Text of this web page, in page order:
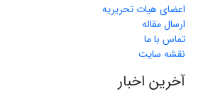
اعضای هیات تحریریه
ارسال مقاله
تماس با ما
نقشه سایت
آخرین اخبار